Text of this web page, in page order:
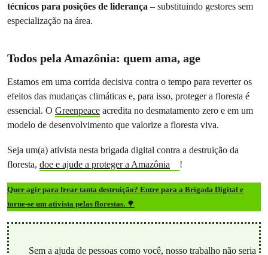
técnicos para posições de liderança – substituindo gestores sem
especialização na área.
Todos pela Amazônia: quem ama, age
Estamos em uma corrida decisiva contra o tempo para reverter os
efeitos das mudanças climáticas e, para isso, proteger a floresta é
essencial. O Greenpeace acredita no desmatamento zero e em um
modelo de desenvolvimento que valorize a floresta viva.
Seja um(a) ativista nesta brigada digital contra a destruição da
floresta, doe e ajude a proteger a Amazônia !
Quer agir para frear tanta destruição? Entre para a Brigada Digital e
torne-se um ativista pelas florestas. 🌳
Sem a ajuda de pessoas como você, nosso trabalho não seria